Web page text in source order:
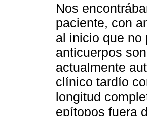
Nos
paciente, con
al inicio que no
anticuerpos
actualmente
clínico tardío
longitud
epítopos fuera